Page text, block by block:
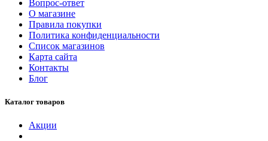
Вопрос-ответ
О магазине
Правила покупки
Политика конфиденциальности
Список магазинов
Карта сайта
Контакты
Блог
Каталог товаров
Акции